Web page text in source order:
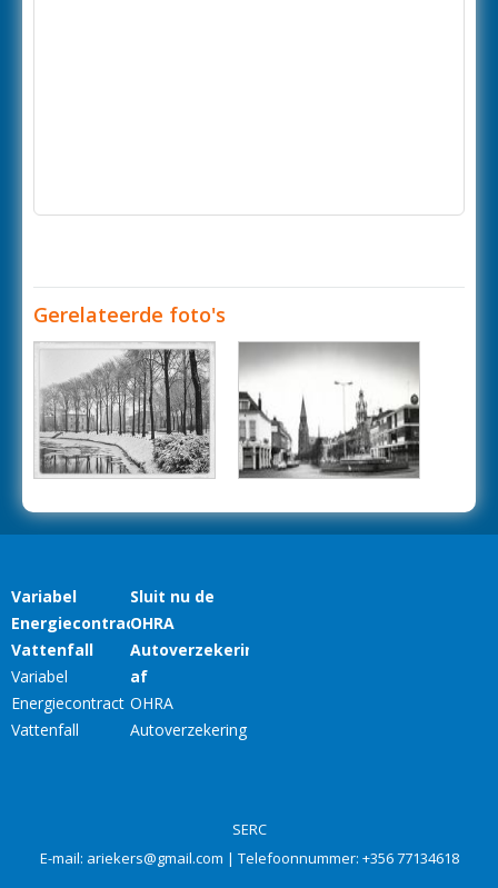
Gerelateerde foto's
SERC
E-mail: ariekers@gmail.com | Telefoonnummer: +356 77134618